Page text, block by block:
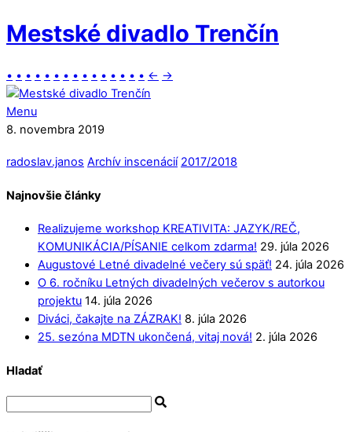
Mestské divadlo Trenčín
• • • • • • • • • • • • • • • ← →
Menu
8. novembra 2019
radoslav.janos Archív inscenácií 2017/2018
Najnovšie články
Realizujeme workshop KREATIVITA: JAZYK/REČ,
KOMUNIKÁCIA/PÍSANIE celkom zdarma! 29. júla 2026
Augustové Letné divadelné večery sú späť! 24. júla 2026
O 6. ročníku Letných divadelných večerov s autorkou
projektu 14. júla 2026
Diváci, čakajte na ZÁZRAK! 8. júla 2026
25. sezóna MDTN ukončená, vitaj nová! 2. júla 2026
Hladať